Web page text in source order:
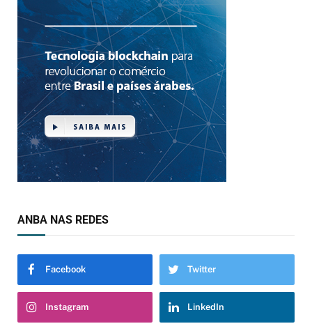
ANBA NAS REDES
Facebook Twitter
Instagram LinkedIn